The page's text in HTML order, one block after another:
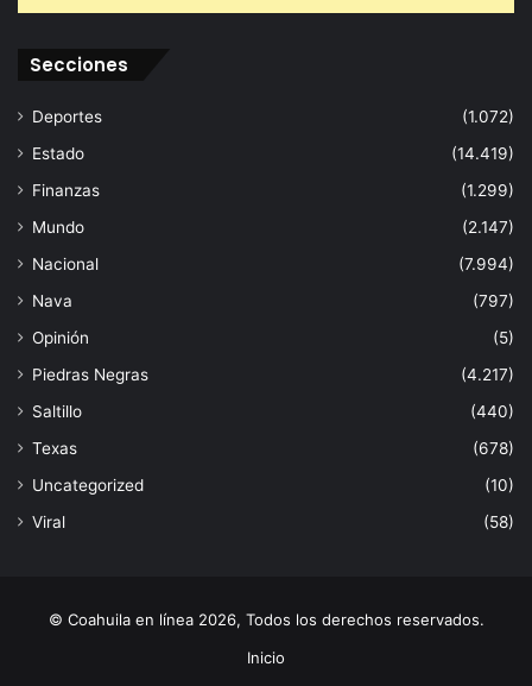
Secciones
Deportes
(1.072)
Estado
(14.419)
Finanzas
(1.299)
Mundo
(2.147)
Nacional
(7.994)
Nava
(797)
Opinión
(5)
Piedras Negras
(4.217)
Saltillo
(440)
Texas
(678)
Uncategorized
(10)
Viral
(58)
© Coahuila en línea 2026, Todos los derechos reservados.
Inicio